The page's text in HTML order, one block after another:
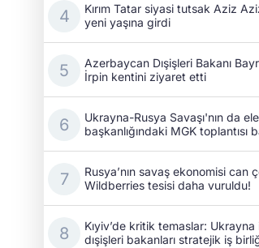
Kırım Tatar siyasi tutsak Aziz
yeni yaşına girdi
Azerbaycan Dışişleri Bakanı
İrpin kentini ziyaret etti
Ukrayna-Rusya Savaşı'nın da
başkanlığındaki MGK toplantısı
Rusya’nın savaş ekonomisi can
Wildberries tesisi daha vuruldu!
Kıyiv’de kritik temaslar:
dışişleri bakanları stratejik iş